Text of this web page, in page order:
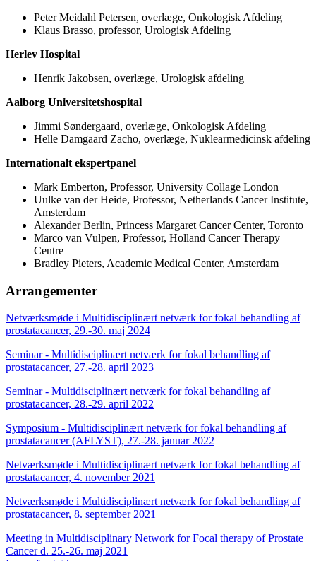
Peter Meidahl Petersen, overlæge, Onkologisk Afdeling
Klaus Brasso, professor, Urologisk Afdeling
Herlev Hospital
Henrik Jakobsen, overlæge, Urologisk afdeling
Aalborg Universitetshospital
Jimmi Søndergaard, overlæge, Onkologisk Afdeling
Helle Damgaard Zacho, overlæge, Nuklearmedicinsk afdeling
Internationalt ekspertpanel
Mark Emberton, Professor, University Collage London
Uulke van der Heide, Professor, Netherlands Cancer Institute,
Amsterdam
Alexander Berlin, Princess Margaret Cancer Center, Toronto
Marco van Vulpen, Professor, Holland Cancer Therapy
Centre
Bradley Pieters, Academic Medical Center, Amsterdam
Arrangementer
Netværksmøde i Multidisciplinært netværk for fokal behandling af
prostatacancer, 29.-30. maj 2024
Seminar - Multidisciplinært netværk for fokal behandling af
prostatacancer, 27.-28. april 2023
Seminar - Multidisciplinært netværk for fokal behandling af
prostatacancer, 28.-29. april 2022
Symposium - Multidisciplinært netværk for fokal behandling af
prostatacancer (AFLYST), 27.-28. januar 2022
Netværksmøde i Multidisciplinært netværk for fokal behandling af
prostatacancer, 4. november 2021
Netværksmøde i Multidisciplinært netværk for fokal behandling af
prostatacancer, 8. september 2021
Meeting in Multidisciplinary Network for Focal therapy of Prostate
Cancer d. 25.-26. maj 2021